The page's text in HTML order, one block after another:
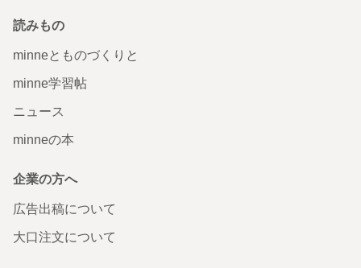
読みもの
minneとものづくりと
minne学習帖
ニュース
minneの本
企業の方へ
広告出稿について
大口注文について